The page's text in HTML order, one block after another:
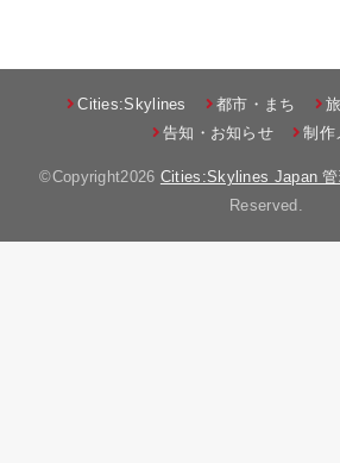
Cities:Skylines 都市・まち
告知・お知らせ
制作
©Copyright2026 Cities:Skylines Japan
Reserved.